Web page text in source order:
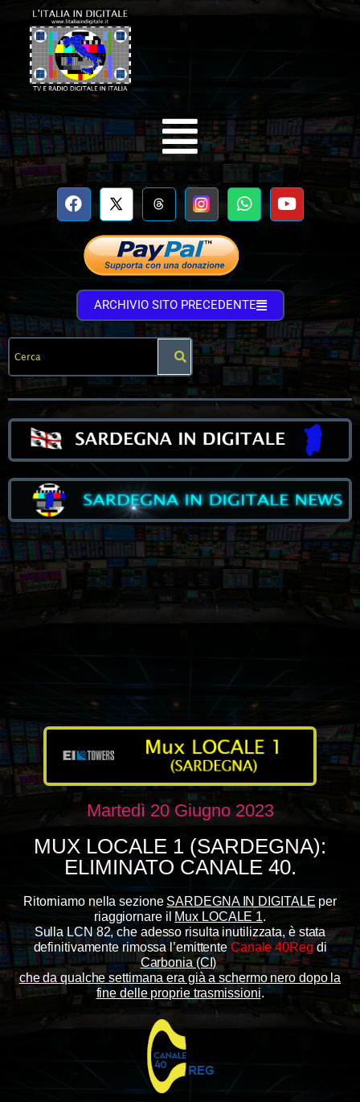
ARCHIVIO SITO PRECEDENTE
Martedì 20 Giugno 2023
MUX LOCALE 1 (SARDEGNA):
ELIMINATO CANALE 40.
Ritorniamo nella sezioneSARDEGNA IN DIGITALE per
riaggiornare il Mux LOCALE 1.
Sulla LCN 82, che adesso risulta inutilizzata, è stata
definitivamente rimossa l’emittenteCanale 40Regdi
Carbonia (CI)
che da qualche settimana era già a schermo nero dopo la
fine delle proprie trasmissioni.